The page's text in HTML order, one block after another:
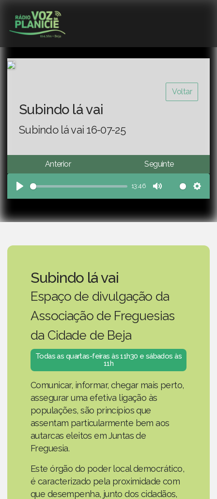
Voltar
Subindo lá vai
Subindo lá vai 16-07-25
Anterior Seguinte
Play
13:46
Mute
Subindo lá vai
Espaço de divulgação da
Associação de Freguesias
da Cidade de Beja
Todas as quartas-feiras às 11h30 e sábados às
11h
Comunicar, informar, chegar mais perto,
assegurar uma efetiva ligação às
populações, são princípios que
assentam particularmente bem aos
autarcas eleitos em Juntas de
Freguesia.
Este órgão do poder local democrático,
é caracterizado pela proximidade com
que desempenha, junto dos cidadãos,